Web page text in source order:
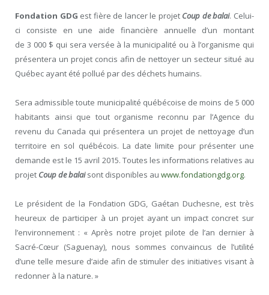
Fondation GDG est fière de lancer le projet Coup de balai. Celui-
ci consiste en une aide financière annuelle d’un montant
de 3 000 $ qui sera versée à la municipalité ou à l’organisme qui
présentera un projet concis afin de nettoyer un secteur situé au
Québec ayant été pollué par des déchets humains.
Sera admissible toute municipalité québécoise de moins de 5 000
habitants ainsi que tout organisme reconnu par l’Agence du
revenu du Canada qui présentera un projet de nettoyage d’un
territoire en sol québécois. La date limite pour présenter une
demande est le 15 avril 2015. Toutes les informations relatives au
projet Coup de balaisont disponibles au www.fondationgdg.org.
Le président de la Fondation GDG, Gaétan Duchesne, est très
heureux de participer à un projet ayant un impact concret sur
l’environnement : « Après notre projet pilote de l’an dernier à
Sacré-Cœur (Saguenay), nous sommes convaincus de l’utilité
d’une telle mesure d’aide afin de stimuler des initiatives visant à
redonner à la nature. »